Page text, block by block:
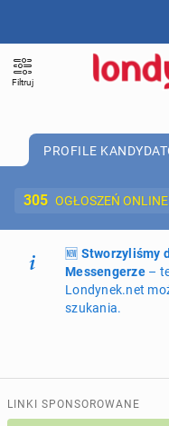
Filtruj
PROFILE
305 OGŁOSZEŃ ONLINE
Dodaj
🆕 Stworzyliśmy
Messengerze–
Londynek.net
szukania.
LINKI SPONSOROWANE